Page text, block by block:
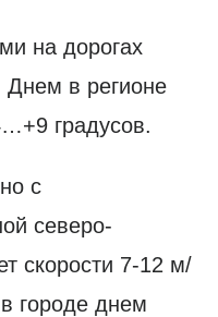
на дорогах
Днем в регионе
градусов.
с
северо-
скорости 7-12 м/
городе днем